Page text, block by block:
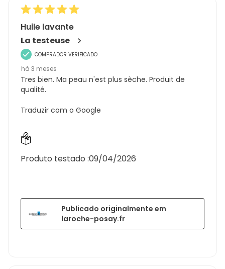
Huile lavante
La testeuse
COMPRADOR VERIFICADO
há 3 meses
Tres bien. Ma peau n'est plus sèche. Produit de
qualité.
Traduzir com o Google
Produto testado :09/04/2026
Publicado originalmente em
laroche-posay.fr